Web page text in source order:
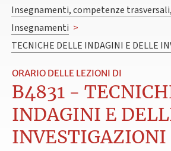
Insegnamenti, competenze trasversali,
Insegnamenti >
TECNICHE DELLE INDAGINI E DELLE
ORARIO DELLE LEZIONI DI
B4831 -
INDAGINI E